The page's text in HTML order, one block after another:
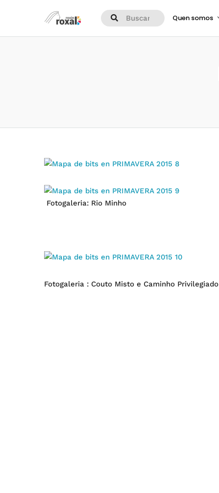
Quen somos
Fotogaleria: Rio Minho
Fotogaleria : Couto Misto e Caminho Privilegiado